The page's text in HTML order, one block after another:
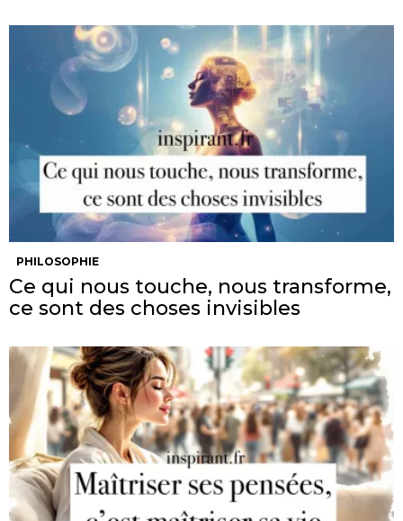
PHILOSOPHIE
Ce qui nous touche, nous transforme,
ce sont des choses invisibles